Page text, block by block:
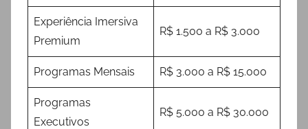
Experiência Imersiva
Premium
R$ 1.500 a R$ 3.000
Programas Mensais R$ 3.000 a R$ 15.000
Programas
Executivos
R$ 5.000 a R$ 30.000